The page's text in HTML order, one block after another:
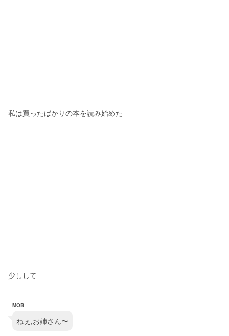
私は買ったばかりの本を読み始めた
少しして
MOB
ねぇ,お姉さん〜